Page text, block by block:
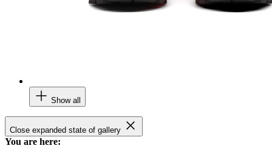
Show all
Close expanded state of gallery
You are here: